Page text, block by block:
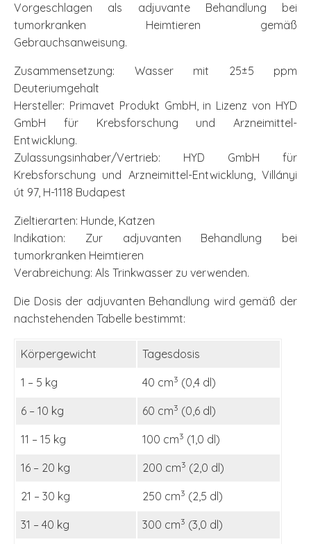
Vorgeschlagen als adjuvante Behandlung bei
tumorkranken Heimtieren gemäß
Gebrauchsanweisung.
Zusammensetzung: Wasser mit 25±5 ppm
Deuteriumgehalt
Hersteller: Primavet Produkt GmbH, in Lizenz von HYD
GmbH für Krebsforschung und Arzneimittel-
Entwicklung.
Zulassungsinhaber/Vertrieb: HYD GmbH für
Krebsforschung und Arzneimittel-Entwicklung, Villányi
út 97, H-1118 Budapest
Zieltierarten: Hunde, Katzen
Indikation: Zur adjuvanten Behandlung bei
tumorkranken Heimtieren
Verabreichung: Als Trinkwasser zu verwenden.
Die Dosis der adjuvanten Behandlung wird gemäß der
nachstehenden Tabelle bestimmt:
Körpergewicht Tagesdosis
1 – 5 kg 40 cm3 (0,4 dl)
6 – 10 kg 60 cm3 (0,6 dl)
11 – 15 kg 100 cm3 (1,0 dl)
16 – 20 kg 200 cm3 (2,0 dl)
21 – 30 kg 250 cm3 (2,5 dl)
31 – 40 kg 300 cm3 (3,0 dl)